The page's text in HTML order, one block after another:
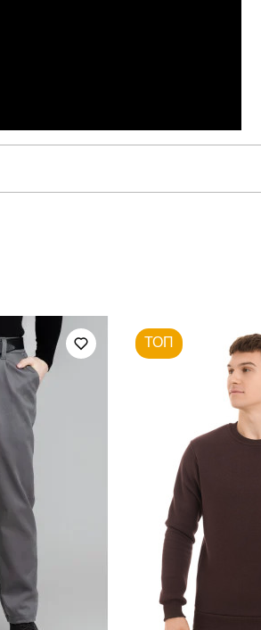
ТОП